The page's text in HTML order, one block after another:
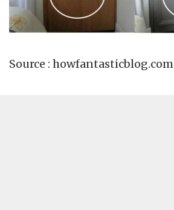
Source : howfantasticblog.com